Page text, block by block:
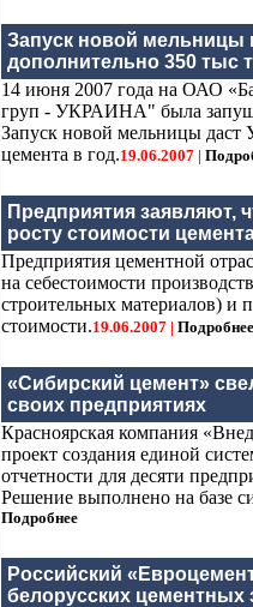
Запуск новой мельницы
дополнительно 350 тыс
14 июня 2007 года на ОАО
груп - УКРАИНА" была
Запуск новой мельницы даст
цемента в год.19.06.2007 |
Предприятия заявляют,
росту стоимости
Предприятия цементной
на себестоимости
строительных материалов) и
стоимости.19.06.2007 | Подробнее
«Сибирский цемент»
своих предприятиях
Красноярская компания
проект создания единой
отчетности для десяти
Решение выполнено на базе
Подробнее
Российский
белорусских цементных